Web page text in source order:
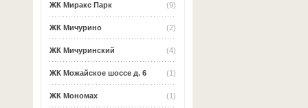
(9)
ЖК Миракс Парк
(2)
ЖК Мичурино
(4)
ЖК Мичуринский
(1)
ЖК Можайское шоссе д. 6
(1)
ЖК Мономах